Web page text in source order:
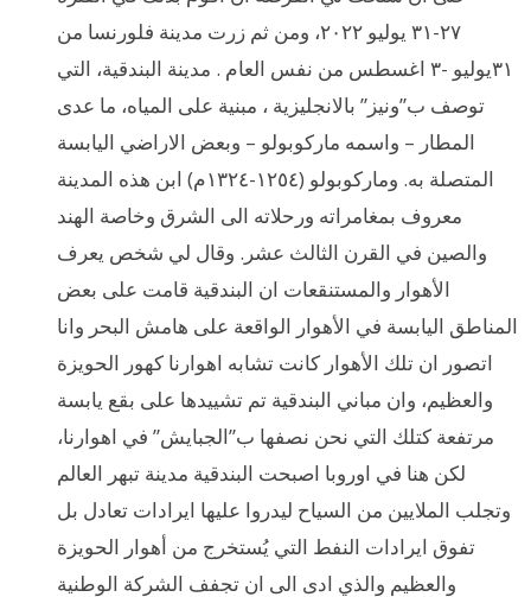
٢٧-٣١ يوليو ٢٠٢٢، ومن ثم زرت مدينة فلورنسا من
٣١يوليو -٣ اغسطس من نفس العام . مدينة البندقية، التي
توصف ب”ونيز” بالانجليزية ، مبنية على المياه، ما عدى
المطار – واسمه ماركوبولو – وبعض الاراضي اليابسة
المتصلة به. وماركوبولو (١٢٥٤-١٣٢٤م) ابن هذه المدينة
معروف بمغامراته ورحلاته الى الشرق وخاصة الهند
والصين في القرن الثالث عشر. وقال لي شخص يعرف
الأهوار والمستنقعات ان البندقية قامت على بعض
المناطق اليابسة في الأهوار الواقعة على هامش البحر وانا
اتصور ان تلك الأهوار كانت تشابه اهوارنا كهور الحويزة
والعظيم، وان مباني البندقية تم تشييدها على بقع يابسة
مرتفعة كتلك التي نحن نصفها ب”الجبايش” في اهوارنا،
لكن هنا في اوروبا اصبحت البندقية مدينة تبهر العالم
وتجلب الملايين من السياح ليدروا عليها ايرادات تعادل بل
تفوق ايرادات النفط التي يُستخرج من أهوار الحويزة
والعظيم والذي ادى الى ان تجفف الشركة الوطنية